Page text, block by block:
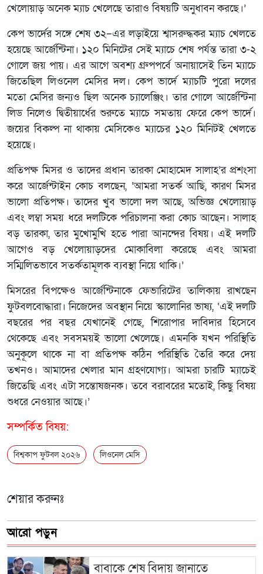
খেলোয়াড় অনেক ম্যাচ খেলেছে তারাও বিষয়টি অনুধাবন করছে।’
কেপ ভার্দের সঙ্গে শেষ ৩২–এর লড়াইয়ে শ্বাসরুদ্ধকর ম্যাচ খেলতে
হয়েছে আর্জেন্টিনা। ১২০ মিনিটের সেই ম্যাচে শেষ পর্যন্ত তারা ৩-২
গোলে জয় পায়। এর আগে অবশ্য গ্রুপপর্বে অনায়াসেই তিন ম্যাচে
জিতেছিল লিওনেল মেসির দল। কেপ ভার্দে ম্যাচটি পুরো দলের
মতো মেসির জন্যও ছিল অনেক চ্যালেঞ্জিং। তার গোলে আর্জেন্টিনা
লিড নিলেও দ্বিতীয়ার্ধের শুরুতে ম্যাচে সমতায় ফেরে কেপ ভার্দে।
জয়ের বিকল্প না থাকায় মেসিকেও ম্যাচের ১২০ মিনিটই খেলতে
হয়েছে।
প্রতিপক্ষ মিসর ও তাদের প্রধান তারকা মোহামেদ সালাহ’র প্রশংসা
করে আর্জেন্টাইন কোচ বলছেন, ‘আমরা সতর্ক আছি, কারণ মিসর
ভালো প্রতিপক্ষ। তাদের খুব ভালো দল আছে, অভিজ্ঞ খেলোয়াড়
এবং লম্বা সময় ধরে দলটিকে পরিচালনা করা কোচ আছেন। সালাহ
বড় তারকা, তার মুখোমুখি হতে পারা আনন্দের বিষয়। এই দলটি
আগেও বড় খেলোয়াড়দের মোকাবিলা করেছে এবং আমরা
সম্মিলিতভাবে সতর্কতামূলক ব্যবস্থা নিয়ে থাকি।’
মিসরের বিপক্ষেও আর্জেন্টিনাকে ফেভারিটের তালিকায় রাখছেন
ফুটবলবোদ্ধারা। নিজেদের অবস্থান নিয়ে স্কালোনির ভাষ্য, ‘এই দলটি
বছরের পর বছর যেখানেই গেছে, শিরোপার দাবিদার হিসেবে
থেকেছে এবং সবসময়ই ভালো খেলেছে। এমনকি যখন পরিস্থিতি
অনুকূলে থাকে না বা প্রতিপক্ষ কঠিন পরিস্থিতি তৈরি করে দেয়
তখনও। আমাদের খেলার মান গ্রহণযোগ্য। আমরা চারটি ম্যাচেই
জিতেছি এবং এটা সন্তোষজনক। তবে বরাবরের মতোই, কিছু বিষয়
শুধরে নেওয়ার আছে।’
সম্পর্কিত বিষয়:
বিশ্বকাপ ফুটবল ২০২৬ লিওনেল মেসি
শেয়ার করুনঃ
আরো পড়ুন
বাবাকে শেষ বিদায় জানাতে